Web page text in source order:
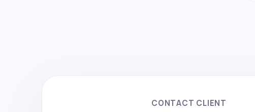
CONTACT CLIENT